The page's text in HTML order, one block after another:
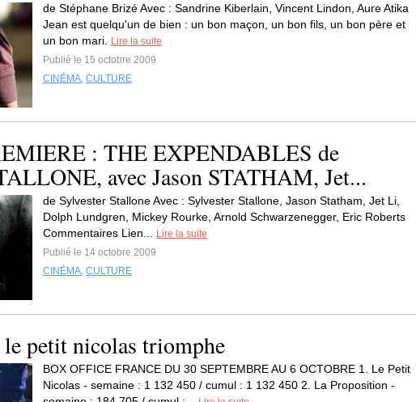
de Stéphane Brizé Avec : Sandrine Kiberlain, Vincent Lindon, Aure Atika
Jean est quelqu'un de bien : un bon maçon, un bon fils, un bon père et
un bon mari.
Lire la suite
Publié le 15 octobre 2009
CINÉMA, CULTURE
: THE EXPENDABLES de
avec Jason STATHAM, Jet...
de Sylvester Stallone Avec : Sylvester Stallone, Jason Statham, Jet Li,
Dolph Lundgren, Mickey Rourke, Arnold Schwarzenegger, Eric Roberts
Commentaires Lien...
Lire la suite
Publié le 14 octobre 2009
CINÉMA, CULTURE
petit nicolas triomphe
BOX OFFICE FRANCE DU 30 SEPTEMBRE AU 6 OCTOBRE 1. Le Petit
Nicolas - semaine : 1 132 450 / cumul : 1 132 450 2. La Proposition -